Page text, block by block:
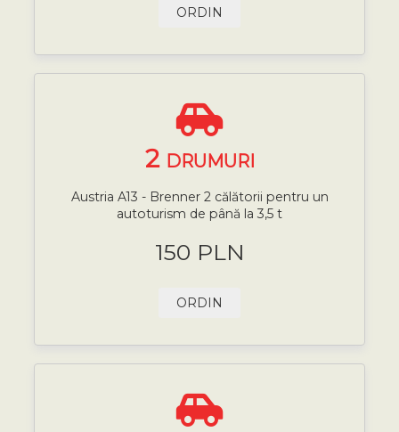
ORDIN
2 DRUMURI
Austria A13 - Brenner 2 călătorii pentru un
autoturism de până la 3,5 t
150 PLN
ORDIN